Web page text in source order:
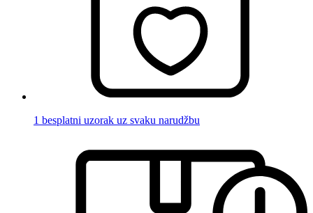
1 besplatni uzorak uz svaku narudžbu